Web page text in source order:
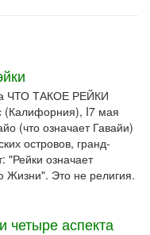
ЧТО ТАКОЕ РЕЙКИ
(Калифорния), I7 мая
(что означает Гавайи)
островов, гранд-
"Рейки означает
Жизни". Это не религия.
четыре аспекта